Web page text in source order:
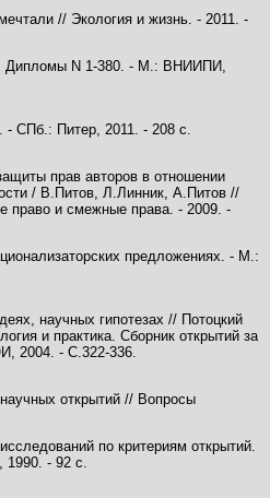
// Экология и жизнь. - 2011. -
Дипломы N 1-380. - М.: ВНИИПИ,
СПб.: Питер, 2011. - 208 с.
прав авторов в отношении
/ В.Питов, Л.Линник, А.Питов //
право и смежные права. - 2009. -
предложениях. - М.:
научных гипотезах // Потоцкий
и практика. Сборник открытий за
2004. - C.322-336.
открытий // Вопросы
по критериям открытий.
- 92 с.